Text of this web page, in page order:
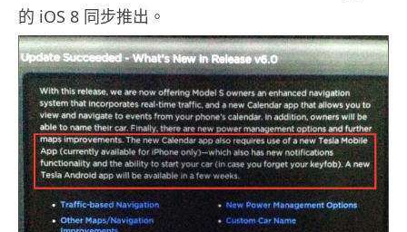
的 iOS 8 同步推出。